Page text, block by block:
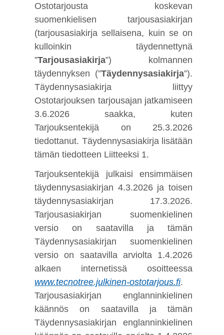
Ostotarjousta koskevan
suomenkielisen tarjousasiakirjan
(tarjousasiakirja sellaisena, kuin se on
kulloinkin täydennettynä
”Tarjousasiakirja”) kolmannen
täydennyksen (”Täydennysasiakirja”).
Täydennysasiakirja liittyy
Ostotarjouksen tarjousajan jatkamiseen
3.6.2026 saakka, kuten
Tarjouksentekijä on 25.3.2026
tiedottanut. Täydennysasiakirja lisätään
tämän tiedotteen Liitteeksi 1.
Tarjouksentekijä julkaisi ensimmäisen
täydennysasiakirjan 4.3.2026 ja toisen
täydennysasiakirjan 17.3.2026.
Tarjousasiakirjan suomenkielinen
versio on saatavilla ja tämän
Täydennysasiakirjan suomenkielinen
versio on saatavilla arviolta 1.4.2026
alkaen internetissä osoitteessa
www.tecnotree.julkinen-ostotarjous.fi.
Tarjousasiakirjan englanninkielinen
käännös on saatavilla ja tämän
Täydennysasiakirjan englanninkielinen